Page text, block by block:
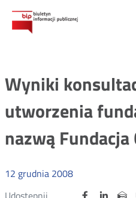
Wyniki
utworzenia
nazwą
12 grudnia 2008
Udostępnij
Otwórz Udostępnij
Otwórz